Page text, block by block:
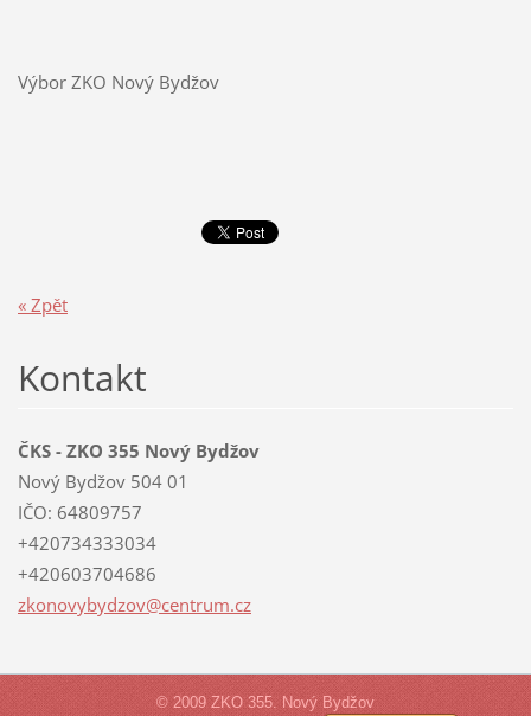
Výbor ZKO Nový Bydžov
« Zpět
Kontakt
ČKS - ZKO 355 Nový Bydžov
Nový Bydžov 504 01
IČO: 64809757
+420734333034
+420603704686
zkonovybydzov@centrum.cz
© 2009 ZKO 355. Nový Bydžov